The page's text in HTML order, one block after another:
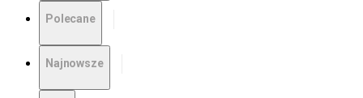
Polecane
Najnowsze